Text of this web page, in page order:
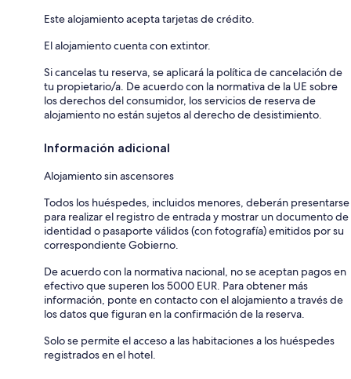
Este alojamiento acepta tarjetas de crédito.
El alojamiento cuenta con extintor.
Si cancelas tu reserva, se aplicará la política de cancelación de
tu propietario/a. De acuerdo con la normativa de la UE sobre
los derechos del consumidor, los servicios de reserva de
alojamiento no están sujetos al derecho de desistimiento.
Información adicional
Alojamiento sin ascensores
Todos los huéspedes, incluidos menores, deberán presentarse
para realizar el registro de entrada y mostrar un documento de
identidad o pasaporte válidos (con fotografía) emitidos por su
correspondiente Gobierno.
De acuerdo con la normativa nacional, no se aceptan pagos en
efectivo que superen los 5000 EUR. Para obtener más
información, ponte en contacto con el alojamiento a través de
los datos que figuran en la confirmación de la reserva.
Solo se permite el acceso a las habitaciones a los huéspedes
registrados en el hotel.